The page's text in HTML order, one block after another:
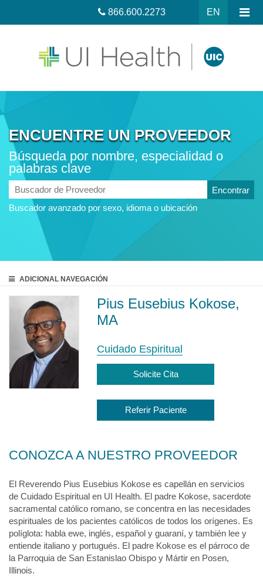
EN
866.600.2273
ENCUENTRE UN PROVEEDOR
Búsqueda por nombre, especialidad o
palabras clave
Buscador
de
Proveedor
Buscador avanzado por sexo, idioma o ubicación
ADICIONAL NAVEGACIÓN
Pius Eusebius Kokose,
MA
Cuidado Espiritual
Solicite Cita
Referir Paciente
CONOZCA A NUESTRO PROVEEDOR
El Reverendo Pius Eusebius Kokose es capellán en servicios
de Cuidado Espiritual en UI Health. El padre Kokose, sacerdote
sacramental católico romano, se concentra en las necesidades
espirituales de los pacientes católicos de todos los orígenes. Es
políglota: habla ewe, inglés, español y guaraní, y también lee y
entiende italiano y portugués. El padre Kokose es el párroco de
la Parroquia de San Estanislao Obispo y Mártir en Posen,
Illinois.